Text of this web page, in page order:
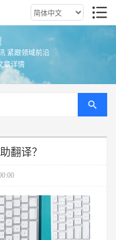
紧跟领域前沿
章详情
翻译？